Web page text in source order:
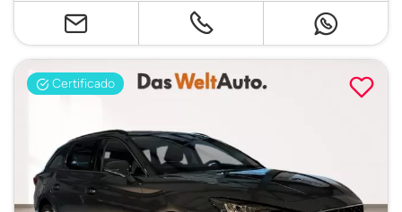
Certificado